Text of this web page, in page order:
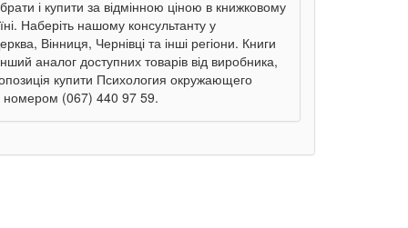
і купити за відмінною ціною в книжковому
Наберіть нашому консультанту у
Вінниця, Чернівці та інші регіони. Книги
аналог доступних товарів від виробника,
купити Психология окружающего
номером (067) 440 97 59.